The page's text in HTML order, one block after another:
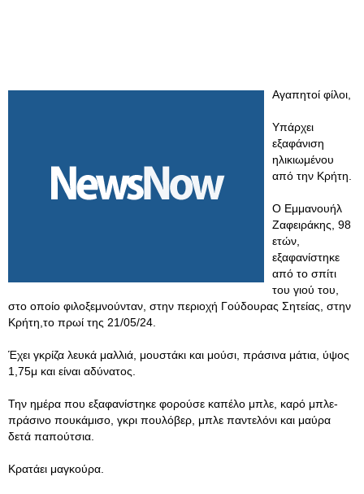
Αγαπητοί φίλοι,
Υπάρχει
εξαφάνιση
ηλικιωμένου
από την Κρήτη.
Ο Εμμανουήλ
Ζαφειράκης, 98
ετών,
εξαφανίστηκε
από το σπίτι
του γιού του,
στο οποίο φιλοξεμνούνταν, στην περιοχή Γούδουρας Σητείας, στην
Κρήτη,το πρωί της 21/05/24.
Έχει γκρίζα λευκά μαλλιά, μουστάκι και μούσι, πράσινα μάτια, ύψος
1,75μ και είναι αδύνατος.
Την ημέρα που εξαφανίστηκε φορούσε καπέλο μπλε, καρό μπλε-
πράσινο πουκάμισο, γκρι πουλόβερ, μπλε παντελόνι και μαύρα
δετά παπούτσια.
Κρατάει μαγκούρα.